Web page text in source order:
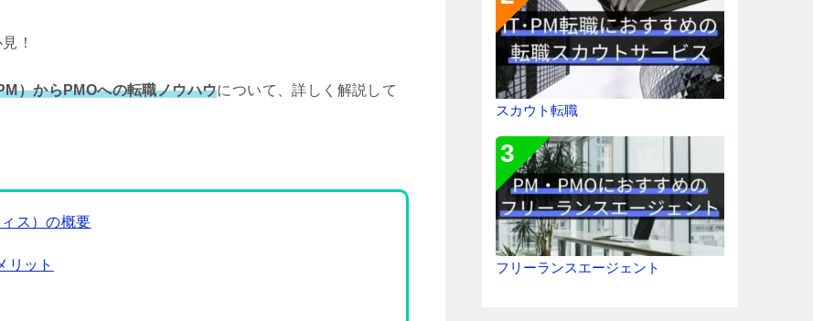
！
）からPMOへの転職ノウハウについて、詳しく解説して
ス）の概要
リット
スカウト転職
フリーランスエージェント